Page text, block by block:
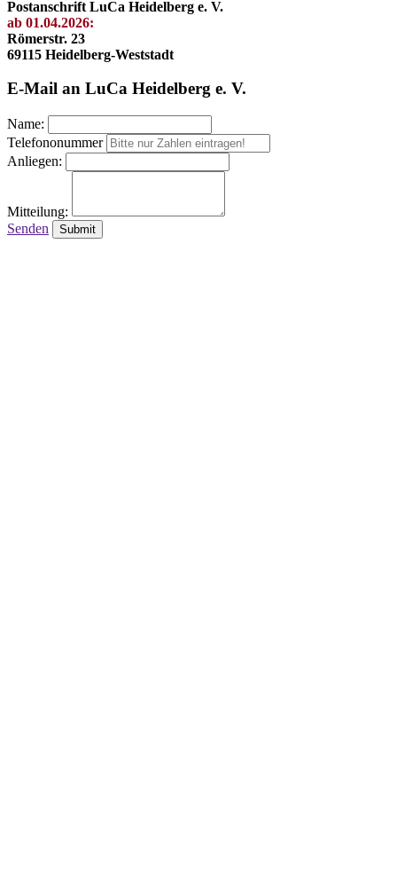
Postanschrift LuCa Heidelberg e. V.
ab 01.04.2026:
Römerstr. 23
69115 Heidelberg-Weststadt
E-Mail an LuCa Heidelberg e. V.
Name:
Telefononummer
Anliegen:
Mitteilung:
Senden